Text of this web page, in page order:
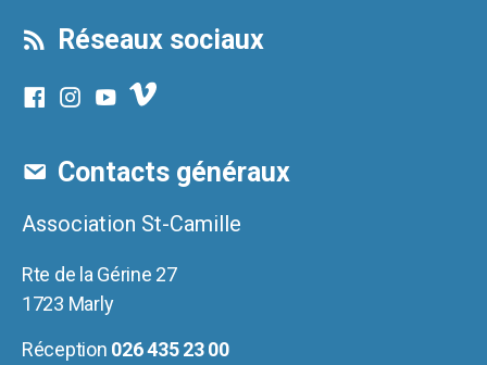
Réseaux sociaux
Contacts généraux
Association St-Camille
Rte de la Gérine 27
1723 Marly
Réception 026 435 23 00